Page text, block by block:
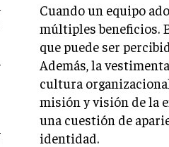
Cuando un equipo
múltiples beneficios.
que puede ser
Además, la
cultura
misión y visión de la
una cuestión de
identidad.